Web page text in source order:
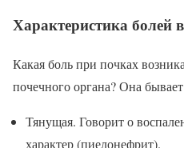
Характеристика болей
Какая боль при почках
почечного органа? Она
Тянущая. Говорит о
характер (пиелонефрит).